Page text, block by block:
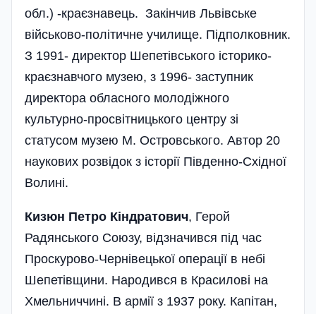
обл.) -краєзнавець. Закінчив Львівське
військово-політичне училище. Підполковник.
З 1991- директор Шепетівського історико-
краєзнавчого музею, з 1996- заступник
директора обласного молодіжного
культурно-просвітницького центру зі
статусом музею М. Островського. Автор 20
наукових розвідок з історії Південно-Східної
Волині.
Кизюн Петро Кіндратович, Герой
Радянського Союзу, відзначився під час
Проскурово-Чернівецької операції в небі
Шепетівщини. Народився в Красилові на
Хмельниччині. В армії з 1937 року. Капітан,